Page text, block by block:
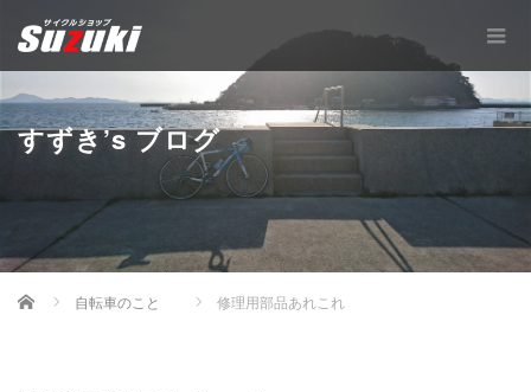
すずき’s ブログ
Home 自転車のこと 修理用部品あれこれ